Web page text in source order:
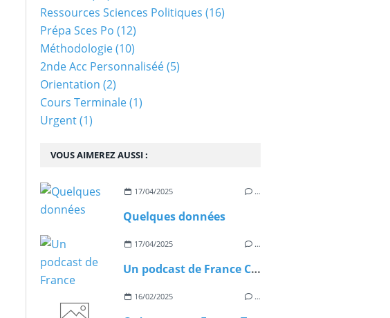
VOUS AIMEREZ AUSSI :
17/04/2025 …
Quelques données
17/04/2025 …
Un podcast de France Culture sur le Télétravail (05/11/2024)
16/02/2025 …
Ressources Sciences Politiques (16)
Prépa Sces Po (12)
Méthodologie(10)
2nde Acc Personnaliséé(5)
Orientation (2)
Cours Terminale(1)
Urgent(1)